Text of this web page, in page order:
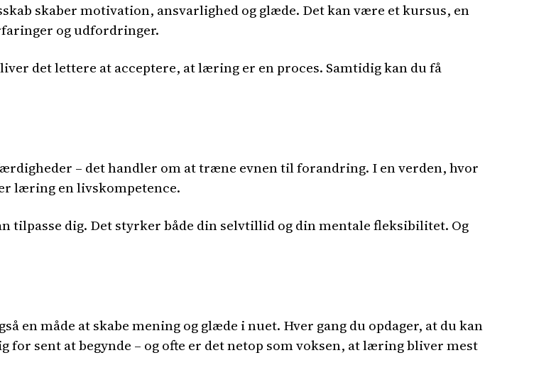
skaber motivation, ansvarlighed og glæde. Det kan være et kursus, en
og udfordringer.
det lettere at acceptere, at læring er en proces. Samtidig kan du få
– det handler om at træne evnen til forandring. I en verden, hvor
læring en livskompetence.
tilpasse dig. Det styrker både din selvtillid og din mentale fleksibilitet. Og
en måde at skabe mening og glæde i nuet. Hver gang du opdager, at du kan
for sent at begynde – og ofte er det netop som voksen, at læring bliver mest